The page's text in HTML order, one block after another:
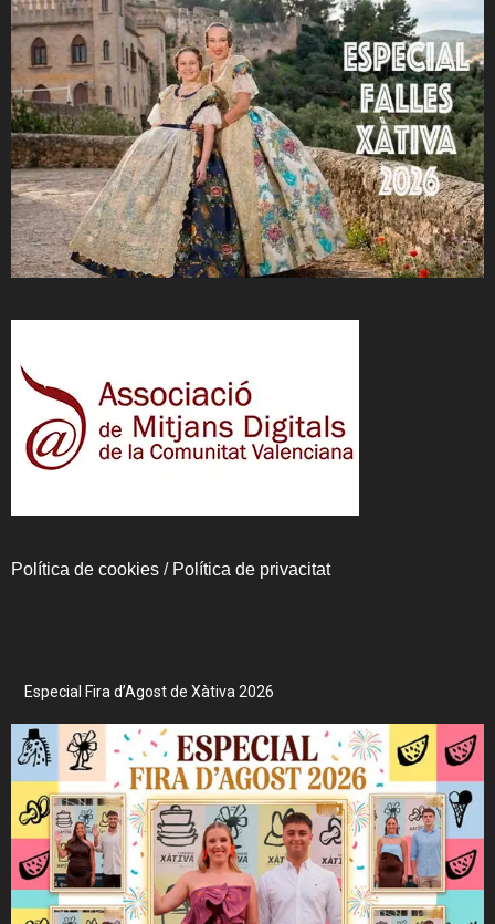
Política de cookies / Política de privacitat
Especial Fira d’Agost de Xàtiva 2026